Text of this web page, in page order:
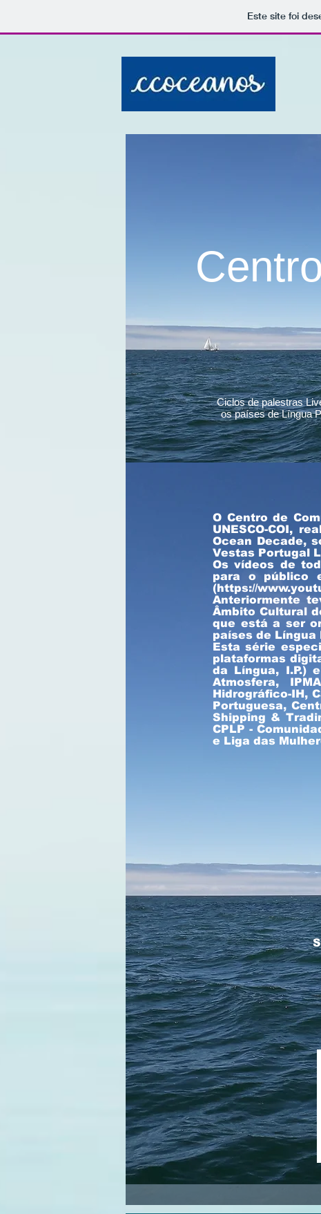
Este site foi
Ciclos de palestras
os países de Língua
Tema:
O Centro de
UNESCO-COI,
Ocean Decade,
Vestas Portugal
Os vídeos de
para o público
(https://
Anteriormente
Âmbito Cultural
que está a ser
países de
Esta série
plataformas
da Língua, I.P.)
Atmosfera,
Hidrográfico-IH,
Portuguesa,
Shipping &
CPLP -
e Liga das